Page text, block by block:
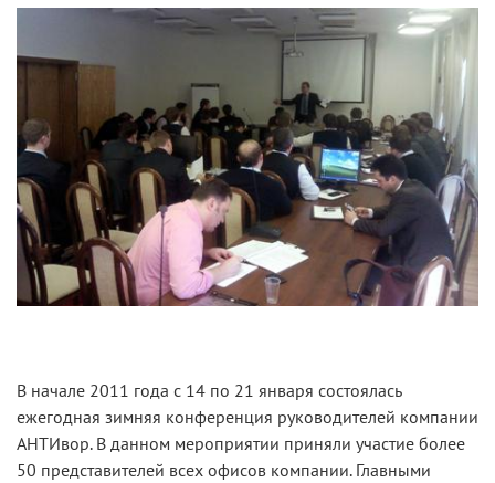
В начале 2011 года с 14 по 21 января состоялась
ежегодная зимняя конференция руководителей компании
АНТИвор. В данном мероприятии приняли участие более
50 представителей всех офисов компании. Главными